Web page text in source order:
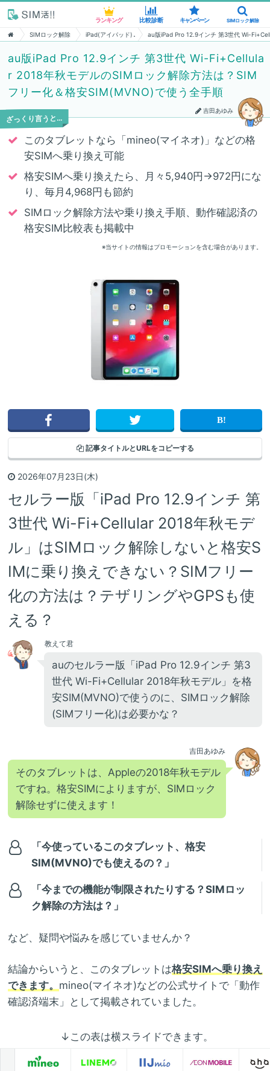
ランキング 比較診断 キャンペーン SIMロック解除
SIMロック解除 iPad(アイパッド) au版iPad Pro 12.9インチ 第3世代 Wi-
au版iPad Pro 12.9インチ 第3世代 Wi-Fi+Cellula
r 2018年秋モデルのSIMロック解除方法は？SIM
フリー化＆格安SIM(MVNO)で使う全手順
吉田あゆみ
ざっくり言うと…
このタブレットなら「mineo(マイネオ)」などの格
安SIMへ乗り換え可能
格安SIMへ乗り換えたら、月々5,940円→972円にな
り、毎月4,968円も節約
SIMロック解除方法や乗り換え手順、動作確認済の
格安SIM比較表も掲載中
※当サイトの情報はプロモーションを含む場合があります。
記事タイトルとURLをコピーする
2026年07月23日(木)
セルラー版「iPad Pro 12.9インチ 第
3世代 Wi-Fi+Cellular 2018年秋モデ
ル」はSIMロック解除しないと格安S
IMに乗り換えできない？SIMフリー
化の方法は？テザリングやGPSも使
える？
教えて君
auのセルラー版「iPad Pro 12.9インチ 第3
世代 Wi-Fi+Cellular 2018年秋モデル」を格
安SIM(MVNO)で使うのに、SIMロック解除
(SIMフリー化)は必要かな？
吉田あゆみ
そのタブレットは、Appleの2018年秋モデル
ですね。格安SIMによりますが、SIMロック
解除せずに使えます！
「今使っているこのタブレット、格安
SIM(MVNO)でも使えるの？」
「今までの機能が制限されたりする？SIMロッ
ク解除の方法は？」
など、疑問や悩みを感じていませんか？
結論からいうと、このタブレットは格安SIMへ乗り換え
できます。 mineo(マイネオ)などの公式サイトで「動作
確認済端末」として掲載されていました。
↓この表は横スライドできます。
ランキング 比較診断 キャンペーン SIMロック解除